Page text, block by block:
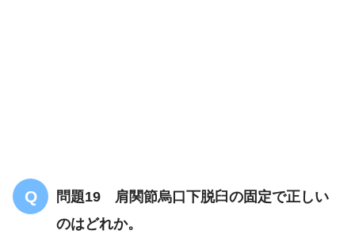
問題19 肩関節烏口下脱臼の固定で正しい
のはどれか。